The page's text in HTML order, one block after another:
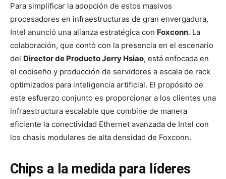
Para simplificar la adopción de estos masivos
procesadores en infraestructuras de gran envergadura,
Intel anunció una alianza estratégica con Foxconn. La
colaboración, que contó con la presencia en el escenario
del Director de Producto Jerry Hsiao, está enfocada en
el codiseño y producción de servidores a escala de rack
optimizados para inteligencia artificial. El propósito de
este esfuerzo conjunto es proporcionar a los clientes una
infraestructura escalable que combine de manera
eficiente la conectividad Ethernet avanzada de Intel con
los chasis modulares de alta densidad de Foxconn.
Chips a la medida para líderes